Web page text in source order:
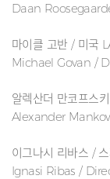
Daan
마이클 고반 / 미국
Michael Govan /
알렉산더 만코프스
Alexander
이그나시 리바스 /
Ignasi Ribas /